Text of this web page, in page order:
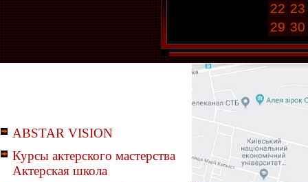
22 23
29 30
ABSTAR VISION
Курсы актерского мастерства
Актерская школа